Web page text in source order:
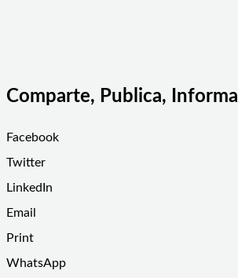
Comparte, Publica, Informa
Facebook
Twitter
LinkedIn
Email
Print
WhatsApp